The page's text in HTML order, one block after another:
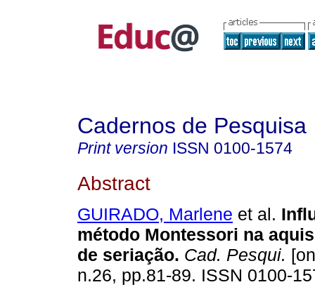
Cadernos de Pesquisa
Print version ISSN 0100-1574
Abstract
GUIRADO, Marlene et al.
método Montessori na
de seriação. Cad. Pesqui.
n.26, pp.81-89. ISSN 0100-